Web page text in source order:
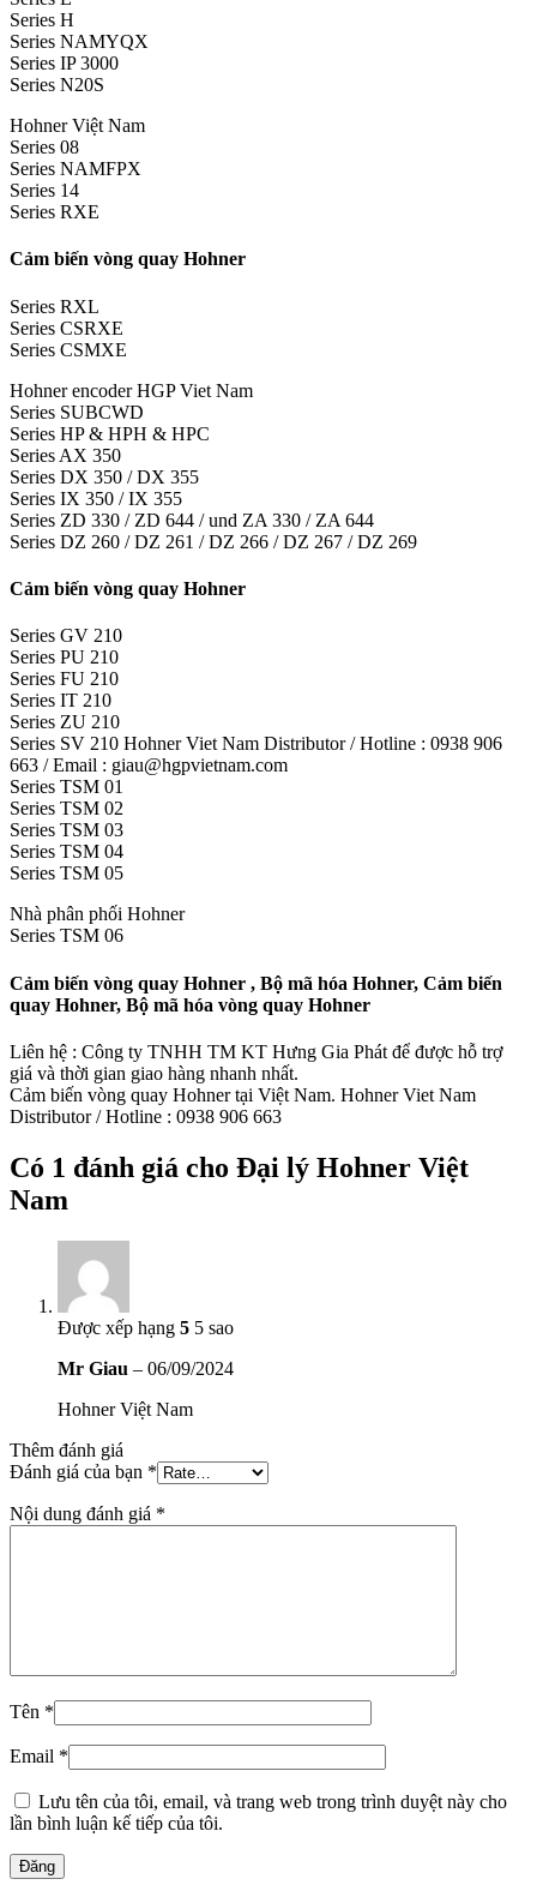
Series H
Series NAMYQX
Series IP 3000
Series N20S
Hohner Việt Nam
Series 08
Series NAMFPX
Series 14
Series RXE
Cảm biến vòng quay Hohner
Series RXL
Series CSRXE
Series CSMXE
Hohner encoder HGP Viet Nam
Series SUBCWD
Series HP & HPH & HPC
Series AX 350
Series DX 350 / DX 355
Series IX 350 / IX 355
Series ZD 330 / ZD 644 / und ZA 330 / ZA 644
Series DZ 260 / DZ 261 / DZ 266 / DZ 267 / DZ 269
Cảm biến vòng quay Hohner
Series GV 210
Series PU 210
Series FU 210
Series IT 210
Series ZU 210
Series SV 210 Hohner Viet Nam Distributor / Hotline : 0938 906
663 / Email : giau@hgpvietnam.com
Series TSM 01
Series TSM 02
Series TSM 03
Series TSM 04
Series TSM 05
Nhà phân phối Hohner
Series TSM 06
Cảm biến vòng quay Hohner , Bộ mã hóa Hohner, Cảm biến
quay Hohner, Bộ mã hóa vòng quay Hohner
Liên hệ : Công ty TNHH TM KT Hưng Gia Phát để được hỗ trợ
giá và thời gian giao hàng nhanh nhất.
Cảm biến vòng quay Hohner tại Việt Nam. Hohner Viet Nam
Distributor / Hotline : 0938 906 663
Có 1 đánh giá cho Đại lý Hohner Việt
Nam
Được xếp hạng 5 5 sao
Mr Giau – 06/09/2024
Hohner Việt Nam
Thêm đánh giá
Đánh giá của bạn *
Nội dung đánh giá *
Tên *
Email *
Lưu tên của tôi, email, và trang web trong trình duyệt này cho
lần bình luận kế tiếp của tôi.
Đăng